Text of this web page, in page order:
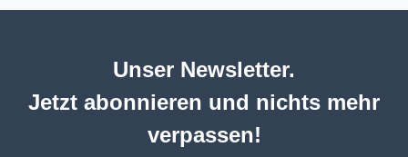
Unser Newsletter.
Jetzt abonnieren und nichts mehr
verpassen!